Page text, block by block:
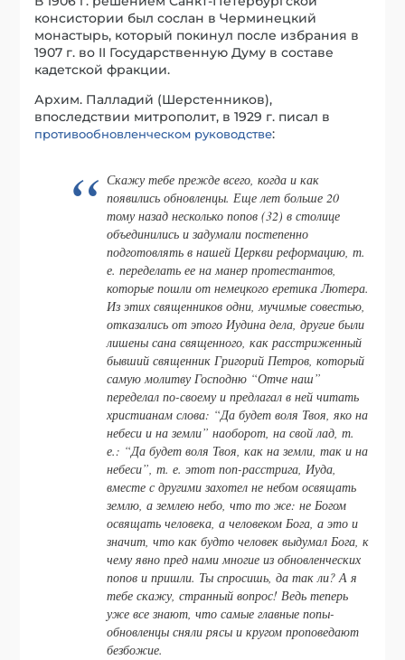
консистории был сослан в Черминецкий
монастырь, который покинул после избрания в
1907 г. во II Государственную Думу в составе
кадетской фракции.
Архим. Палладий (Шерстенников),
впоследствии митрополит, в 1929 г. писал в
противообновленческом руководстве:
Скажу тебе прежде всего, когда и как
появились обновленцы. Еще лет больше 20
тому назад несколько попов (32) в столице
объединились и задумали постепенно
подготовлять в нашей Церкви реформацию, т.
е. переделать ее на манер протестантов,
которые пошли от немецкого еретика Лютера.
Из этих священников одни, мучимые совестью,
отказались от этого Иудина дела, другие были
лишены сана священного, как расстриженный
бывший священник Григорий Петров, который
самую молитву Господню “Отче наш”
переделал по-своему и предлагал в ней читать
христианам слова: “Да будет воля Твоя, яко на
небеси и на земли” наоборот, на свой лад, т.
е.: “Да будет воля Твоя, как на земли, так и на
небеси”, т. е. этот поп-расстрига, Иуда,
вместе с другими захотел не небом освящать
землю, а землею небо, что то же: не Богом
освящать человека, а человеком Бога, а это и
значит, что как будто человек выдумал Бога, к
чему явно пред нами многие из обновленческих
попов и пришли. Ты спросишь, да так ли? А я
тебе скажу, странный вопрос! Ведь теперь
уже все знают, что самые главные попы-
обновленцы сняли рясы и кругом проповедают
безбожие.